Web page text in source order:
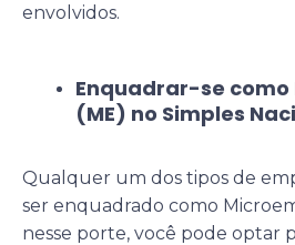
envolvidos.
Enquadrar-se
(ME) no Simples
Qualquer um dos tipos de
ser enquadrado como
nesse porte, você pode optar